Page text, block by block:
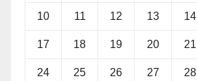
10 11 12 13 14
17 18 19 20 21
24 25 26 27 28